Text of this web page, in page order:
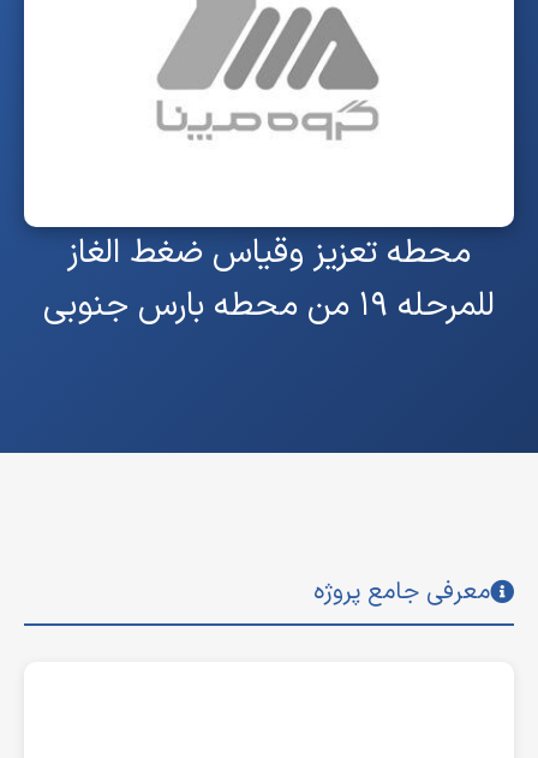
محطه تعزیز وقیاس ضغط الغاز
للمرحله ۱۹ من محطه بارس جنوبی
معرفی جامع پروژه